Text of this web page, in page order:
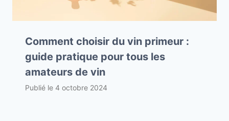
Comment choisir du vin primeur :
guide pratique pour tous les
amateurs de vin
Publié le 4 octobre 2024